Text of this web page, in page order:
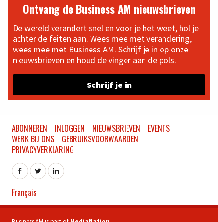
Ontvang de Business AM nieuwsbrieven
De wereld verandert snel en voor je het weet, hol je
achter de feiten aan. Wees mee met verandering,
wees mee met Business AM. Schrijf je in op onze
nieuwsbrieven en houd de vinger aan de pols.
Schrijf je in
ABONNEREN INLOGGEN NIEUWSBRIEVEN
EVENTS
WERK BIJ ONS
GEBRUIKSVOORWAARDEN
PRIVACYVERKLARING
Français